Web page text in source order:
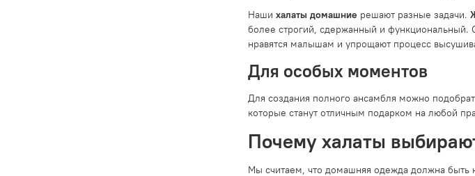
Наши халаты домашние решают разные задачи.
более строгий, сдержанный и функциональный.
нравятся малышам и упрощают процесс
Для особых моментов
Для создания полного ансамбля можно
которые станут отличным подарком на любой
Почему халаты
Мы считаем, что домашняя одежда должна быть